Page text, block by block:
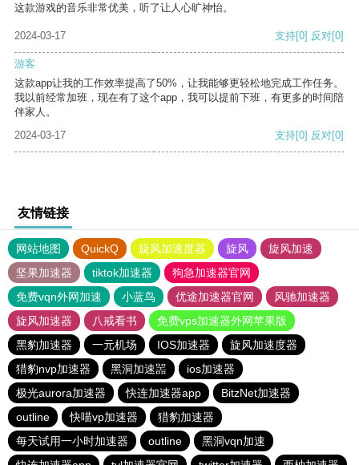
这款游戏的音乐非常优美，听了让人心旷神怡。
2024-03-17 支持[0] 反对[0]
游客
这款app让我的工作效率提高了50%，让我能够更轻松地完成工作任务。
我以前经常加班，现在有了这个app，我可以提前下班，有更多的时间陪
伴家人。
2024-03-17
支持[0] 反对[0]
友情链接
网站地图 QuickQ 旋风加速度器 旋风
旋风加速
坚果加速器
tiktok加速器
狗急加速器官网
免费vqn外网加速
小蓝鸟 优途加速器官网
风驰加速器
旋风加速器
八戒看书
免费vps加速器外网苹果版
黑豹加速器
一元机场 IOS加速器
旋风加速度器
猎豹nvp加速器
黑洞加速噐
ios加速器
极光aurora加速器
快连加速器app
BitzNet加速器
outline
快喵vp加速器
猎豹加速器
每天试用一小时加速器
outline
黑洞vqn加速